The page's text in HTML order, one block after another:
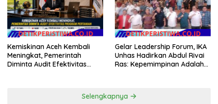
Kemiskinan Aceh Kembali
Meningkat, Pemerintah
Diminta Audit Efektivitas
Gelar Leadership Forum, IKA
Unhas Hadirkan Abdul Rivai
Ras: Kepemimpinan Adalah
Selengkapnya